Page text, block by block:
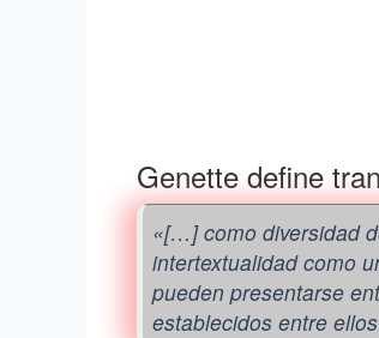
Genette define
«[…] como diversidad
intertextualidad como
pueden presentarse
establecidos entre